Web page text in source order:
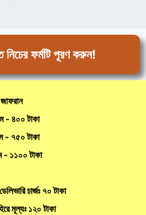
নিচের ফর্মটি পূরণ করুন!
জাফরান
- ৪০০ টাকা
- ৭৫০ টাকা
- ১১০০ টাকা
চার্জঃ ৭০ টাকা
মূল্যঃ ১২০ টাকা